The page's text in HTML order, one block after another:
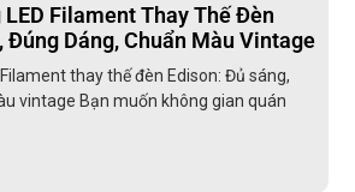
LED Filament Thay Thế Đèn
Đúng Dáng, Chuẩn Màu Vintage
thay thế đèn Edison: Đủ sáng,
vintage Bạn muốn không gian quán